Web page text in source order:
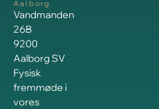
Aalborg
Vandmanden
26B
9200
Aalborg SV
Fysisk
fremmøde i
vores